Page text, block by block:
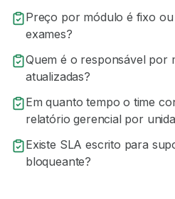
Preço por módulo é fixo
exames?
Quem é o responsável por
atualizadas?
Em quanto tempo o time
relatório gerencial por
Existe SLA escrito para
bloqueante?